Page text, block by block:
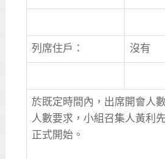
列席住戶： 沒有
於既定時間內，出席開會人
人數要求，小組召集人黃利
正式開始。